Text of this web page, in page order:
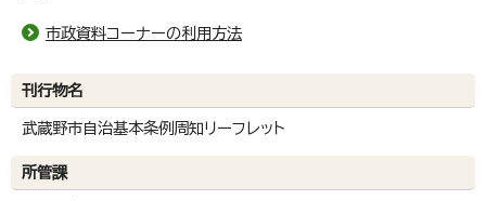
市政資料コーナーの利用方法
刊行物名
武蔵野市自治基本条例周知リーフレット
所管課